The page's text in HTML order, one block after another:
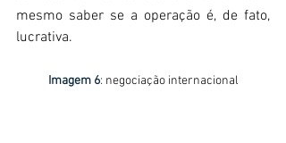
mesmo saber se a operação é, de fato,
lucrativa.
Imagem 6: negociação internacional